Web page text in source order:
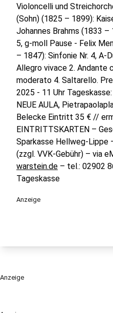
Violoncelli und
(Sohn) (1825 – 1899):
Johannes Brahms (1833 –
5, g-moll Pause - Felix
– 1847): Sinfonie Nr. 4, A-
Allegro vivace 2. Andante
moderato 4. Saltarello.
2025 - 11 Uhr
NEUE AULA,
Belecke Eintritt 35 € //
EINTRITTSKARTEN –
Sparkasse Hellweg-Lippe
(zzgl. VVK-Gebühr) – via
warstein.de – tel.: 02902
Tageskasse
Anzeige
Anzeige